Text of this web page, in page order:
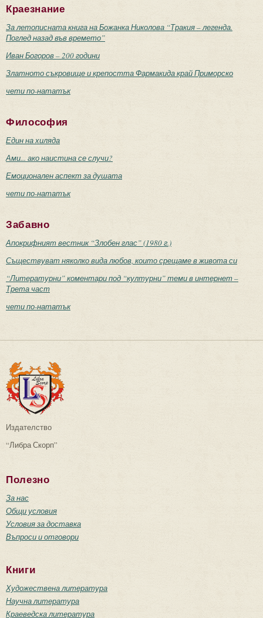
Краезнание
За летописната книга на Божанка Николова “Тракия – легенда.
Поглед назад във времето”
Иван Богоров – 200 години
Златното съкровище и крепостта Фармакида край Приморско
чети по-нататък
Философия
Един на хиляда
Ами... ако наистина се случи?
Емоционален аспект за душата
чети по-нататък
Забавно
Апокрифният вестник “Злобен глас” (1980 г.)
Съществуват няколко вида любов, които срещаме в живота си
“Литературни” коментари под “културни” теми в интернет –
Трета част
чети по-нататък
Издателство
“Либра Скорп”
Полезно
За нас
Общи условия
Условия за доставка
Въпроси и отговори
Книги
Художествена литература
Научна литература
Краеведска литература